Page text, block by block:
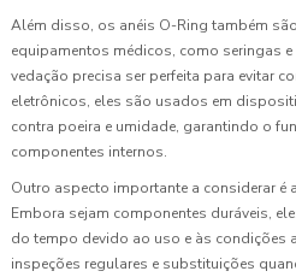
Além disso, os anéis O-Ring também
equipamentos médicos, como seringas
vedação precisa ser perfeita para evitar
eletrônicos, eles são usados em
contra poeira e umidade, garantindo o
componentes internos.
Outro aspecto importante a considerar é
Embora sejam componentes duráveis,
do tempo devido ao uso e às condições
inspeções regulares e substituições